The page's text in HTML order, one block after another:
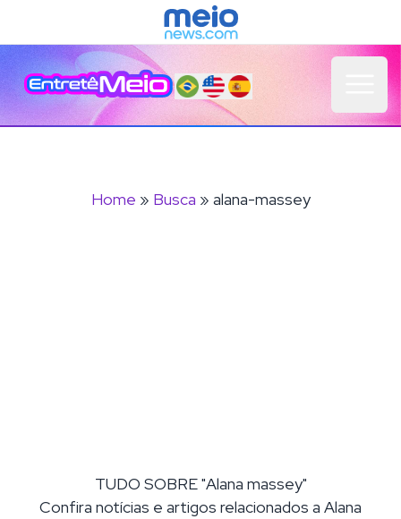
Home » Busca » alana-massey
TUDO SOBRE "Alana massey"
Confira notícias e artigos relacionados a Alana